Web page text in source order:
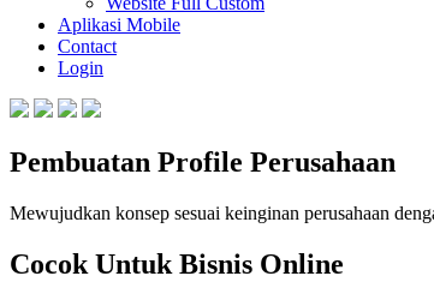
Aplikasi Mobile
Contact
Login
Pembuatan Profile Perusahaan
Mewujudkan konsep sesuai keinginan perusahaan
Cocok Untuk Bisnis Online